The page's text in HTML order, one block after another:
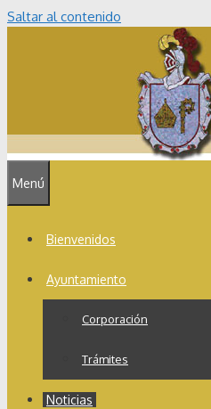
Saltar al contenido
Menú
Bienvenidos
Ayuntamiento
Corporación
Trámites
Noticias